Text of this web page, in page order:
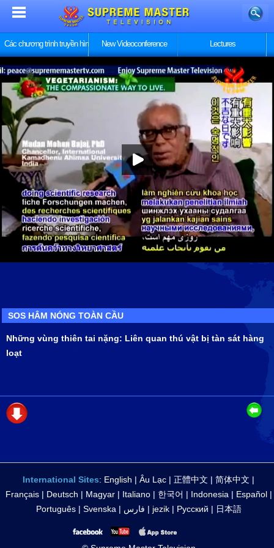
Các chương trình truyền hình New Videoconference Lectures
SOS HÂM NÓNG TOÀN CẦU
Những vùng thiên tai nặng: Liên quan thú vật bị tàn sát hàng
loạt
International Sites: English | Âu Lạc | 正體中文 | 简体中文 |
Français| Deutsch | Magyar| Italiano| 한국어 | Indonesia | Español|
Português| Svenska | فارس | jezik| Русский | 日本語